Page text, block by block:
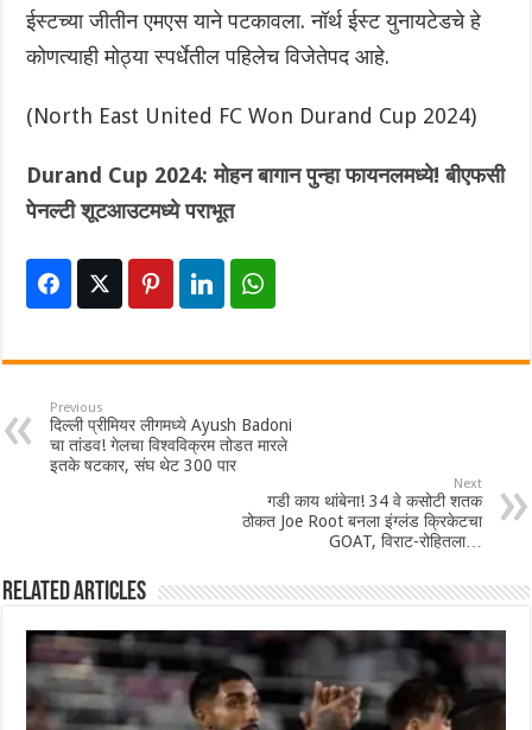
ईस्टच्या जीतीन एमएस याने पटकावला. नॉर्थ ईस्ट युनायटेडचे हे
कोणत्याही मोठ्या स्पर्धेतील पहिलेच विजेतेपद आहे.
(North East United FC Won Durand Cup 2024)
Durand Cup 2024: मोहन बागान पुन्हा फायनलमध्ये! बीएफसी
पेनल्टी शूटआउटमध्ये पराभूत
Previous
दिल्ली प्रीमियर लीगमध्ये Ayush Badoni
चा तांडव! गेलचा विश्वविक्रम तोडत मारले
इतके षटकार, संघ थेट 300 पार
Next
गडी काय थांबेना! 34 वे कसोटी शतक
ठोकत Joe Root बनला इंग्लंड क्रिकेटचा
GOAT, विराट-रोहितला…
Related Articles